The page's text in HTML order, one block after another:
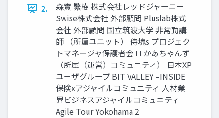
2.
森實 繁樹 株式会社レッドジャーニー
Swise株式会社 外部顧問 Pluslab株式
会社 外部顧問 国立筑波大学 非常勤講
師 （所属ユニット） 侍塊s プロジェク
トマネージャ保護者会 ITかあちゃんず
（所属（運営）コミュニティ） 日本XP
ユーザグループ BIT VALLEY –INSIDE
保険xアジャイルコミュニティ 人材業
界ビジネスアジャイルコミュニティ
Agile Tour Yokohama 2